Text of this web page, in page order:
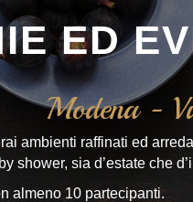
ED
Modena -
ambienti raffinati ed
sia d’estate che
almeno 10 partecipanti.